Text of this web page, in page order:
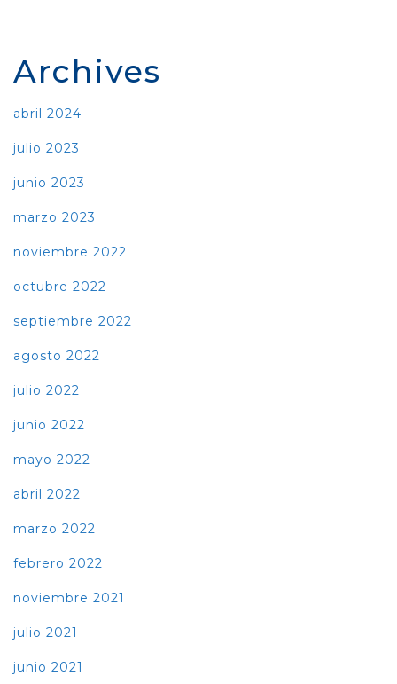
Archives
abril 2024
julio 2023
junio 2023
marzo 2023
noviembre 2022
octubre 2022
septiembre 2022
agosto 2022
julio 2022
junio 2022
mayo 2022
abril 2022
marzo 2022
febrero 2022
noviembre 2021
julio 2021
junio 2021